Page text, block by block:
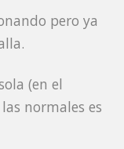
pero ya
(en el
normales es